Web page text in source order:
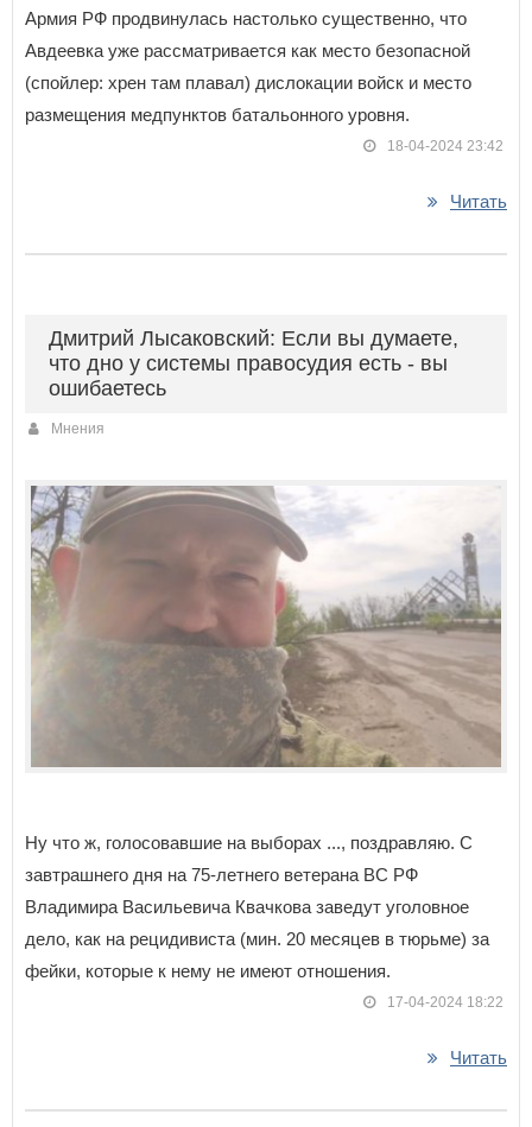
Армия РФ продвинулась настолько существенно, что
Авдеевка уже рассматривается как место безопасной
(спойлер: хрен там плавал) дислокации войск и место
размещения медпунктов батальонного уровня.
18-04-2024 23:42
Читать
Дмитрий Лысаковский: Если вы думаете,
что дно у системы правосудия есть - вы
ошибаетесь
Мнения
Ну что ж, голосовавшие на выборах ..., поздравляю. С
завтрашнего дня на 75-летнего ветерана ВС РФ
Владимира Васильевича Квачкова заведут уголовное
дело, как на рецидивиста (мин. 20 месяцев в тюрьме) за
фейки, которые к нему не имеют отношения.
17-04-2024 18:22
Читать